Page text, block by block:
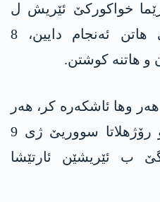
خواكوركێ ئێریش ل
دژی چه‌كدارێن په‌كه‌كێ هاتن ئه‌نجام دایین، 8
و هاتنه‌ كوشتن.
هه‌ر وها ئاشكه‌ره‌ كر، هه‌ر
ئیرۆ ل هه‌رێمێن باكور و رۆژهلاتا سووریێ ژی 9
ب ئێریشێن ئارتێشا